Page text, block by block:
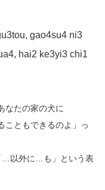
gao4su4 ni3
hai2 ke3yi3 chi1
なたの家の犬に
こともできるのよ」っ
…以外に…も」という表